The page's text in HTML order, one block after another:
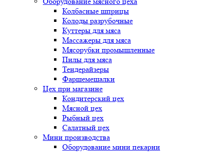
Колбасные шприцы
Колоды разрубочные
Куттеры для мяса
Массажеры для мяса
Мясорубки промышленные
Пилы для мяса
Тендерайзеры
Фаршемешалки
Цех при магазине
Кондитерский цех
Мясной цех
Рыбный цех
Салатный цех
Мини производства
Оборудование мини пекарни